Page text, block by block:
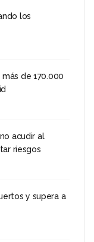
los
de 170.000
acudir al
riesgos
y supera a